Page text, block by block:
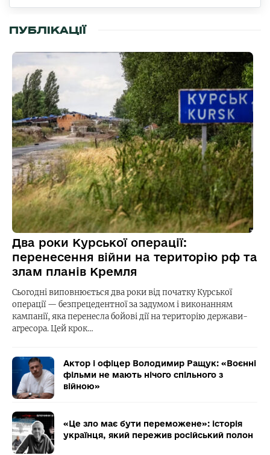
ПУБЛІКАЦІЇ
Два роки Курської операції:
перенесення війни на територію рф та
злам планів Кремля
Сьогодні виповнюється два роки від початку Курської
операції — безпрецедентної за задумом і виконанням
кампанії, яка перенесла бойові дії на територію держави-
агресора. Цей крок…
Актор і офіцер Володимир Ращук: «Воєнні
фільми не мають нічого спільного з
війною»
«Це зло має бути переможене»: історія
українця, який пережив російський полон